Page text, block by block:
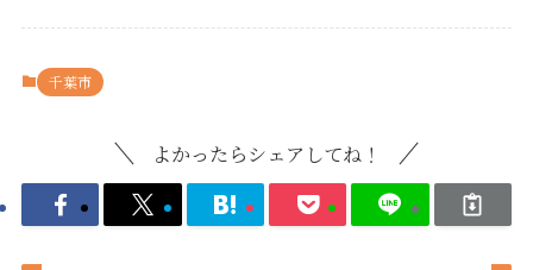
千葉市
よかったらシェアしてね！